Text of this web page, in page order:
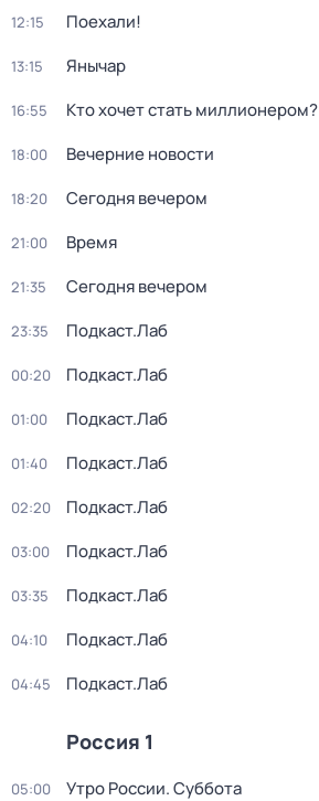
12:15 Поехали!
13:15 Янычар
16:55 Кто хочет стать миллионером?
18:00 Вечерние новости
18:20 Сегодня вечером
21:00 Время
21:35 Сегодня вечером
23:35 Подкаст.Лаб
00:20 Подкаст.Лаб
01:00 Подкаст.Лаб
01:40 Подкаст.Лаб
02:20 Подкаст.Лаб
03:00 Подкаст.Лаб
03:35 Подкаст.Лаб
04:10 Подкаст.Лаб
04:45 Подкаст.Лаб
Россия 1
05:00 Утро России. Суббота